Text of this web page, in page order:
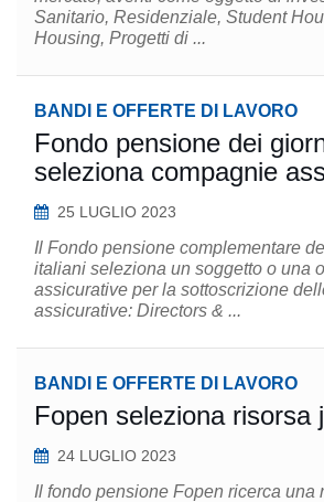
Sanitario, Residenziale, Student
Housing, Progetti di ...
BANDI E OFFERTE DI LAVORO
Fondo pensione dei
seleziona compagnie
25 LUGLIO 2023
Il Fondo pensione complementare
italiani seleziona un soggetto o una
assicurative per la sottoscrizione
assicurative: Directors & ...
BANDI E OFFERTE DI LAVORO
Fopen seleziona risorsa
24 LUGLIO 2023
Il fondo pensione Fopen ricerca una